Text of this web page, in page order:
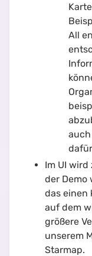
All
Im UI
der Demo
das einen
auf dem
größere
unserem
Starmap.